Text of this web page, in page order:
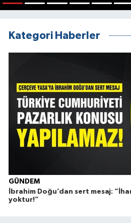
Kategori Haberler
GÜNDEM
İbrahim Doğu’dan sert mesaj:
yoktur!”